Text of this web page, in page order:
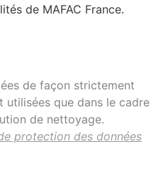
de MAFAC France.
de façon strictement
utilisées que dans le cadre
de nettoyage.
protection des données